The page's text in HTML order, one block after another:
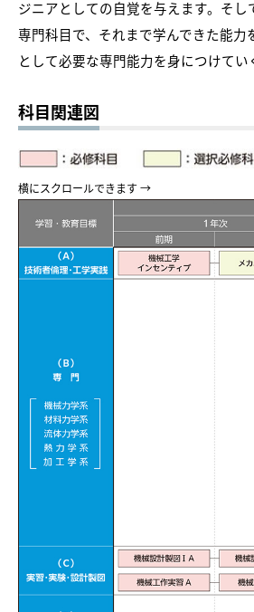
ジニアとしての自覚を与えます。そし
専門科目で、それまで学んできた能力
として必要な専門能力を身につけてい
科目関連図
横にスクロールできます →